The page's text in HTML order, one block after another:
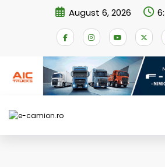
August 6, 2026